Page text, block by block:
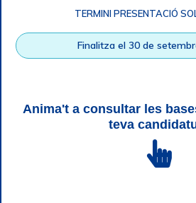
Accessibility Legal note | + info
TERMINI PRESENTACIÓ
Finalitza el 30 de
Anima't a consultar les
teva